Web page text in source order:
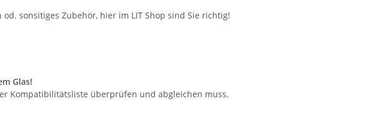
sonsitiges Zubehör, hier im LIT Shop sind Sie richtig!
Glas!
Kompatibilitätsliste überprüfen und abgleichen muss.